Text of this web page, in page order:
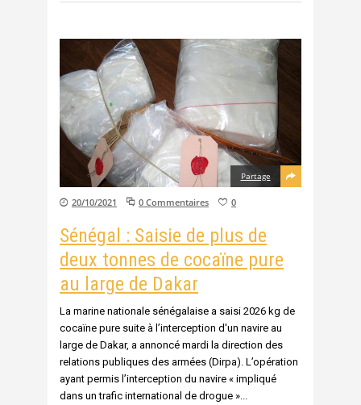
Partage
20/10/2021 0 Commentaires 0
Sénégal : Saisie de plus de
deux tonnes de cocaïne pure
au large de Dakar
La marine nationale sénégalaise a saisi 2026 kg de
cocaïne pure suite à l’interception d'un navire au
large de Dakar, a annoncé mardi la direction des
relations publiques des armées (Dirpa). L’opération
ayant permis l’interception du navire « impliqué
dans un trafic international de drogue »